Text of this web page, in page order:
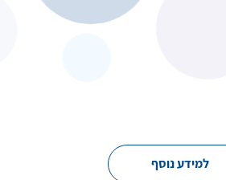
למידע נוסף